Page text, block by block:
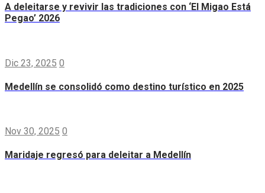
A deleitarse y revivir las tradiciones con ‘El Migao Está
Pegao’ 2026
Dic 23, 2025 0
Medellín se consolidó como destino turístico en 2025
Nov 30, 2025 0
Maridaje regresó para deleitar a Medellín